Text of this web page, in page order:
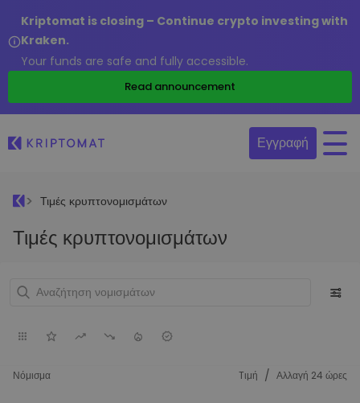
Kriptomat is closing – Continue crypto investing with
Kraken.
Your funds are safe and fully accessible.
Read announcement
Εγγραφή
Τιμές κρυπτονομισμάτων
Τιμές κρυπτονομισμάτων
Νόμισμα Tιμή / Αλλαγή 24 ώρες